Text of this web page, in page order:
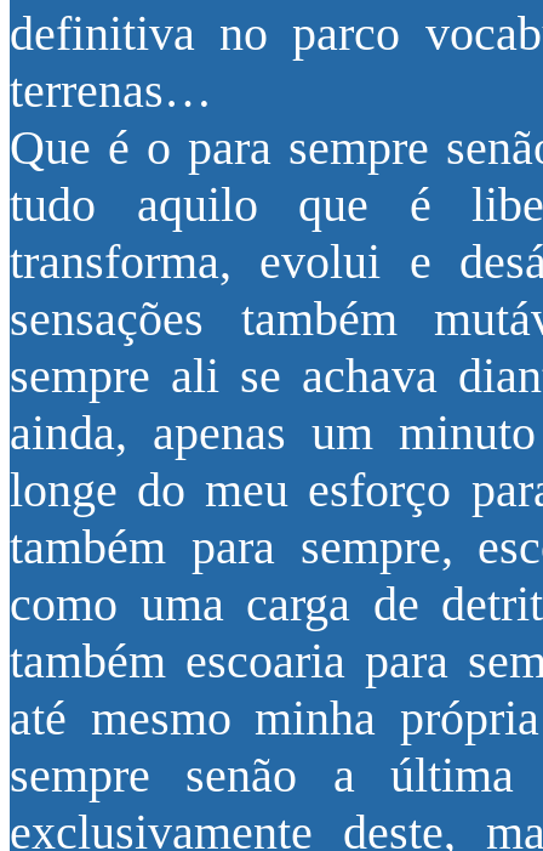
definitiva no parco
terrenas…
Que é o para sempre
tudo aquilo que é
transforma, evolui e
sensações também
sempre ali se achava
ainda, apenas um
longe do meu esforço
também para sempre,
como uma carga de
também escoaria para
até mesmo minha
sempre senão a
exclusivamente deste,